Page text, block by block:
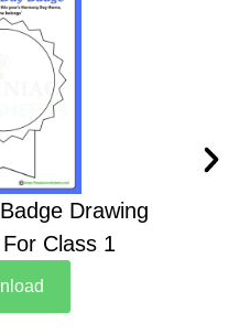
Drawing
Class 1